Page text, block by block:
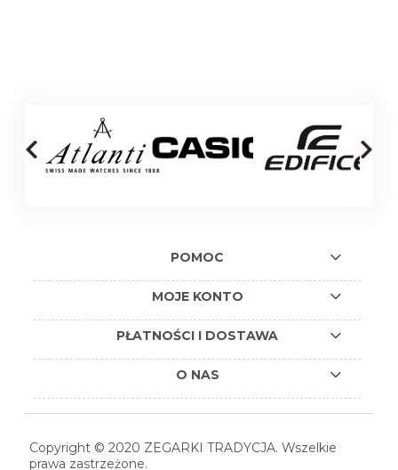
POMOC
MOJE KONTO
PŁATNOŚCI I DOSTAWA
O NAS
Copyright © 2020 ZEGARKI TRADYCJA. Wszelkie
prawa zastrzeżone.